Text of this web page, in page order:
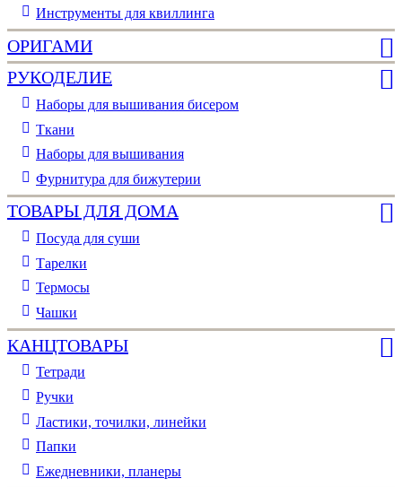
Инструменты для квиллинга
ОРИГАМИ
РУКОДЕЛИЕ
Наборы для вышивания бисером
Ткани
Наборы для вышивания
Фурнитура для бижутерии
ТОВАРЫ ДЛЯ ДОМА
Посуда для суши
Тарелки
Термосы
Чашки
КАНЦТОВАРЫ
Тетради
Ручки
Ластики, точилки, линейки
Папки
Ежедневники, планеры